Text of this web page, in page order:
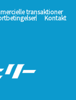
transaktioner
Kontakt